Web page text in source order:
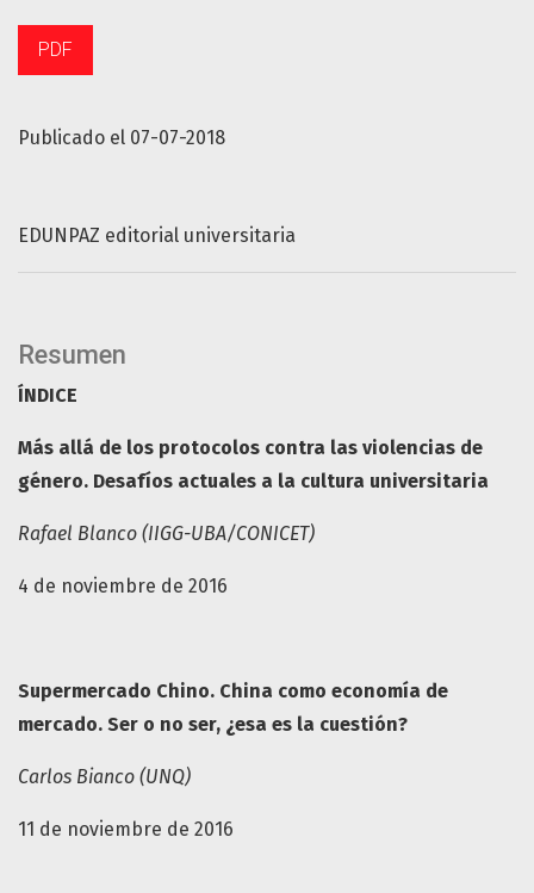
Publicado el 07-07-2018
PDF
EDUNPAZ editorial universitaria
Resumen
ÍNDICE
Más allá de los protocolos contra las violencias de
género. Desafíos actuales a la cultura universitaria
Rafael Blanco (IIGG-UBA/CONICET)
4 de noviembre de 2016
Supermercado Chino. China como economía de
mercado. Ser o no ser, ¿esa es la cuestión?
Carlos Bianco (UNQ)
11 de noviembre de 2016